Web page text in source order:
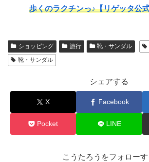
歩くのラクチンっ♪【リゲッタ公
ショッピング 旅行 靴・サンダル
靴・サンダル
シェアする
X Facebook
Pocket LINE
こうたろうをフォローす